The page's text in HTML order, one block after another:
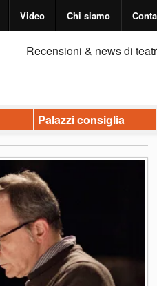
Video Chi siamo
Recensioni & news di
Palazzi consiglia